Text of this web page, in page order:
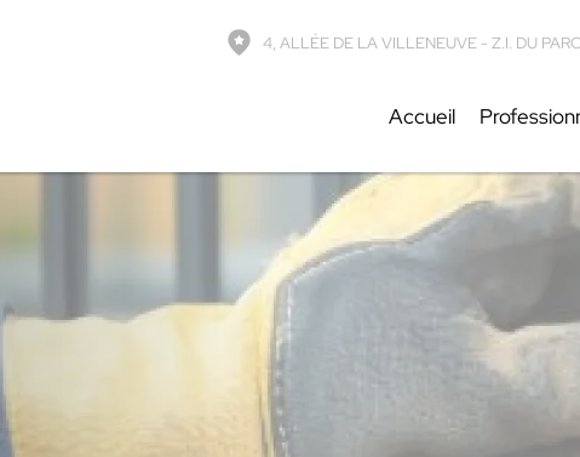
- 4, Allée de la Villeneuve - Z.I. Du Parco,
4, ALLÉE DE LA VILLENEUVE - Z.I. DU
Accueil